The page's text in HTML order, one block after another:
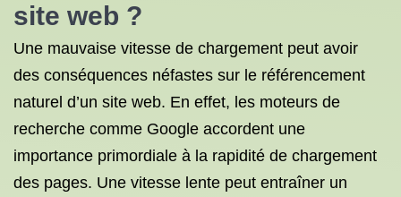
site web ?
Une mauvaise vitesse de chargement peut avoir
des conséquences néfastes sur le référencement
naturel d’un site web. En effet, les moteurs de
recherche comme Google accordent une
importance primordiale à la rapidité de chargement
des pages. Une vitesse lente peut entraîner un